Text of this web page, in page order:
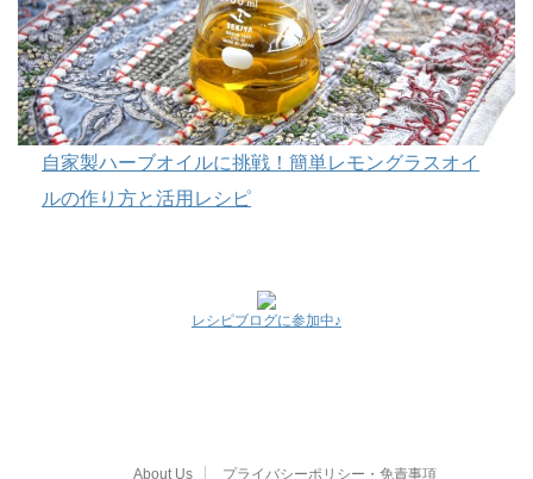
自家製ハーブオイルに挑戦！簡単レモングラスオイ
ルの作り方と活用レシピ
レシピブログに参加中♪
About Us プライバシーポリシー・免責事項